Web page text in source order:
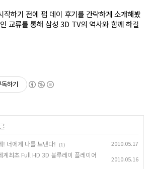
작하기 전에 펍 데이 후기를 간략하게 소개해봤
교류를 통해 삼성 3D TV의 역사와 함께 하길
하기
! 너에게 나를 보낸다! (1) 2010.05.17
최초 Full HD 3D 블루레이 플레이어
2010.05.16